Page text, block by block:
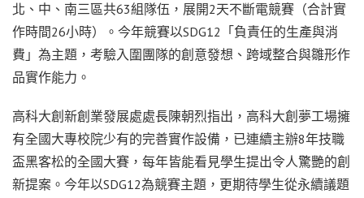
北、中、南三區共63組隊伍，展開2天不斷電競賽（合計實
作時間26小時）。今年競賽以SDG12「負責任的生產與消
費」為主題，考驗入圍團隊的創意發想、跨域整合與雛形作
品實作能力。
高科大創新創業發展處處長陳朝烈指出，高科大創夢工場擁
有全國大專校院少有的完善實作設備，已連續主辦8年技職
盃黑客松的全國大賽，每年皆能看見學生提出令人驚艷的創
新提案。今年以SDG12為競賽主題，更期待學生從永續議題